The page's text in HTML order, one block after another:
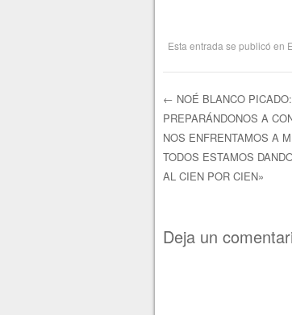
Esta entrada se publicó en
← NOÉ BLANCO
PREPARÁNDONOS A
NOS ENFRENTAMOS A
TODOS ESTAMOS
AL CIEN POR CIEN»
Deja un